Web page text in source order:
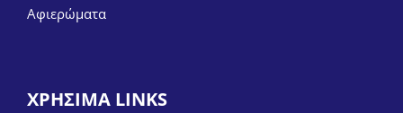
Αφιερώματα
ΧΡΗΣΙΜΑ LINKS